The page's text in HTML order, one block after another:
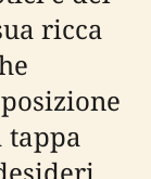
ricca
tappa